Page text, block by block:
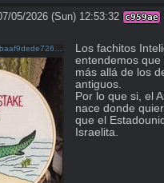
05/2026 (Sun) 12:53:32 c959ae
Los fachitos
entendemos que
más allá de los
antiguos.
Por lo que si, el
nace donde
que el
Israelita.